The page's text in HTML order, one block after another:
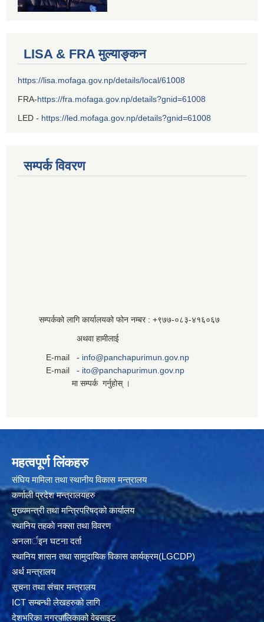
LISA & FRA मुल्याङ्कन
https://lisa.mofaga.gov.np/details/local/61008
FRA-https://fra.mofaga.gov.np/details?gnid=61008
LED - https://led.mofaga.gov.np/details?gnid=61008
सम्पर्क विवरण
सम्पर्कको लागि कार्यालयको फोन नम्बर : +९७७-०८३‍-४१६०६७
अथवा हामीलाई
E-mail - info@panchapurimun.gov.np
E-mail - ito@panchapurimun.gov.np
मा सम्पर्क गर्नुहोस् ।
महत्वपूर्ण लिंकहरु
संघिय मामिला तथा स्थानीय विकास मन्त्रालय
कर्णाली प्रदेश मन्त्रालयहरु
मुख्यमन्त्री तथा मन्त्रिपरिषद्को कार्यालय
स्थानिय तहकाे नक्सा तथा विवरण
अनलार्इन घटना दर्ता
स्थानिय शासन तथा सामुदायिक विकास कार्यक्रम(LGCDP)
अर्थ मन्त्रालय
सूचना तथा संचार मन्त्रालय
ICT सम्बन्धी लेखहरुको लागि
देशभरिका नगरपालिकाको वेबसाइट